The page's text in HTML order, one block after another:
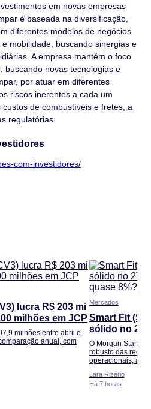
em novas empresas
é baseada na diversificação,
diferentes modelos de negócios
mobilidade, buscando sinergias e
A empresa mantém o foco
buscando novas tecnologias e
por atuar em diferentes
riscos inerentes a cada um
de combustíveis e fretes, a
regulatórias.
com-investidores/
lucra R$ 203 mi
milhões em JCP
milhões entre abril e
anual, com
Mercados
Smart Fit
sólido no 2T,
quase 8%?
O Morgan Stanley
robusto das
operacionais, a
Lara Rizério
Há 7 horas